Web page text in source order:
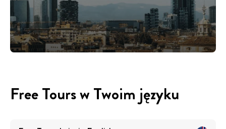
Free Tours w Twoim języku